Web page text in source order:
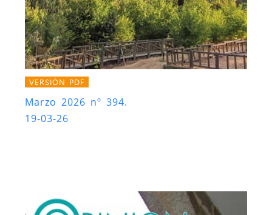
VERSIÓN PDF
Marzo 2026 nº 394.
19-03-26